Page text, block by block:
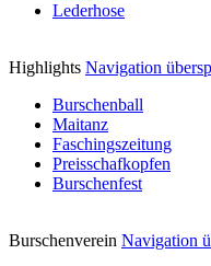
Lederhose
Highlights Navigation
Burschenball
Maitanz
Faschingszeitung
Preisschafkopfen
Burschenfest
Burschenverein Navigation